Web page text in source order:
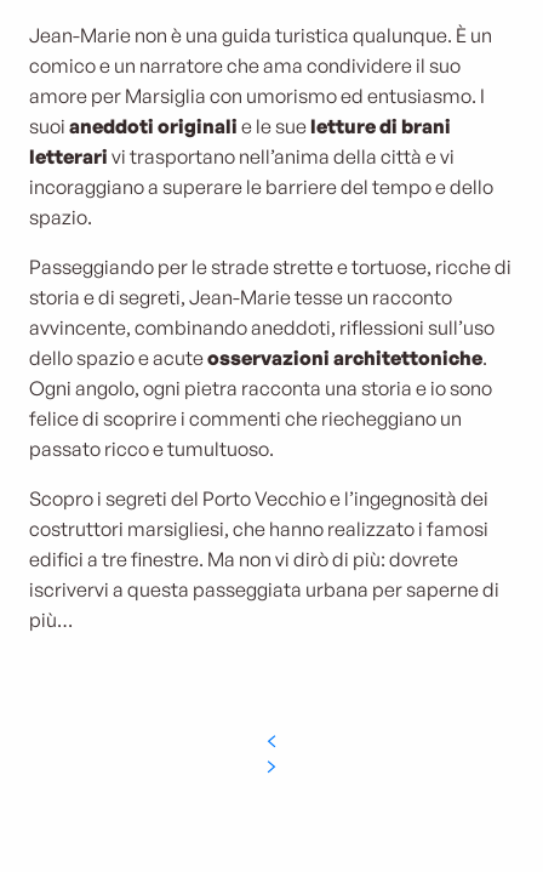
Jean-Marie non è una guida turistica qualunque. È un
comico e un narratore che ama condividere il suo
amore per Marsiglia con umorismo ed entusiasmo. I
suoi aneddoti originali e le sue letture di brani
letterari vi trasportano nell’anima della città e vi
incoraggiano a superare le barriere del tempo e dello
spazio.
Passeggiando per le strade strette e tortuose, ricche di
storia e di segreti, Jean-Marie tesse un racconto
avvincente, combinando aneddoti, riflessioni sull’uso
dello spazio e acuteosservazioni architettoniche.
Ogni angolo, ogni pietra racconta una storia e io sono
felice di scoprire i commenti che riecheggiano un
passato ricco e tumultuoso.
Scopro i segreti del Porto Vecchio e l’ingegnosità dei
costruttori marsigliesi, che hanno realizzato i famosi
edifici a tre finestre. Ma non vi dirò di più: dovrete
iscrivervi a questa passeggiata urbana per saperne di
più…